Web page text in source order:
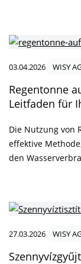
wieder zu nutzen.
innovativen
gibt und wie Sie
können.
03.04.2026 WISY
Regentonne
Leitfaden für
Die Nutzung von
effektive
den
Umweltschutz
27.03.2026 WISY